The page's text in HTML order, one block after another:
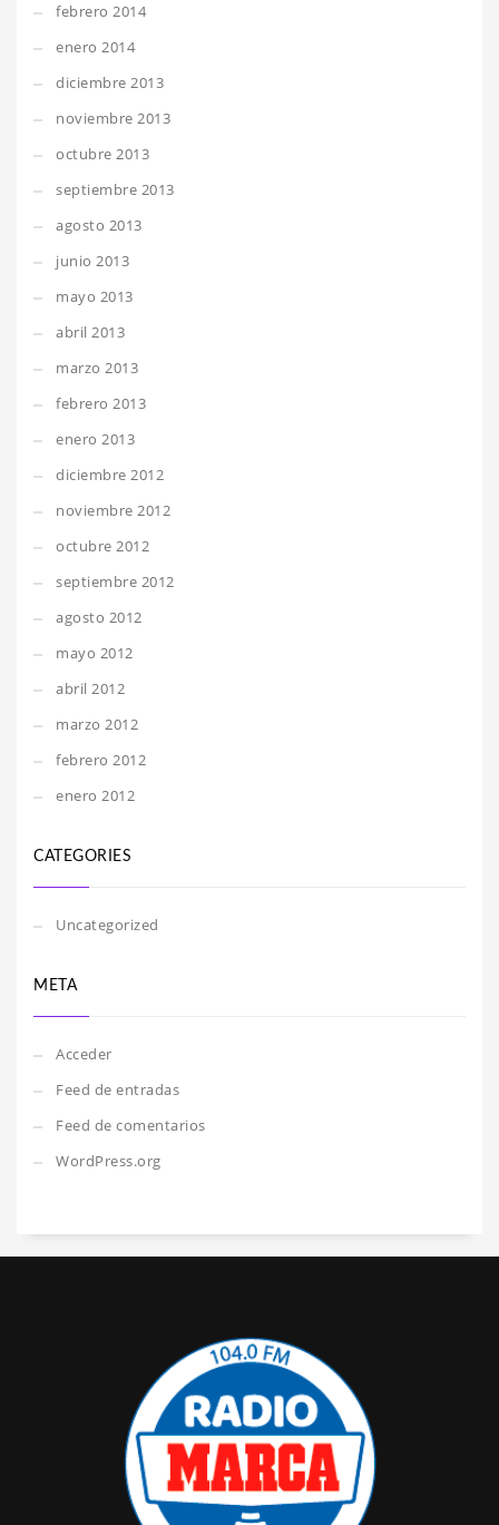
febrero 2014
enero 2014
diciembre 2013
noviembre 2013
octubre 2013
septiembre 2013
agosto 2013
junio 2013
mayo 2013
abril 2013
marzo 2013
febrero 2013
enero 2013
diciembre 2012
noviembre 2012
octubre 2012
septiembre 2012
agosto 2012
mayo 2012
abril 2012
marzo 2012
febrero 2012
enero 2012
CATEGORIES
Uncategorized
META
Acceder
Feed de entradas
Feed de comentarios
WordPress.org